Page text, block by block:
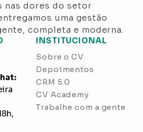
nas dores do setor
uma gestão
completa e moderna.
INSTITUCIONAL
Sobre o CV
Depoimentos
CRM 5.0
CV Academy
Trabalhe com a gente